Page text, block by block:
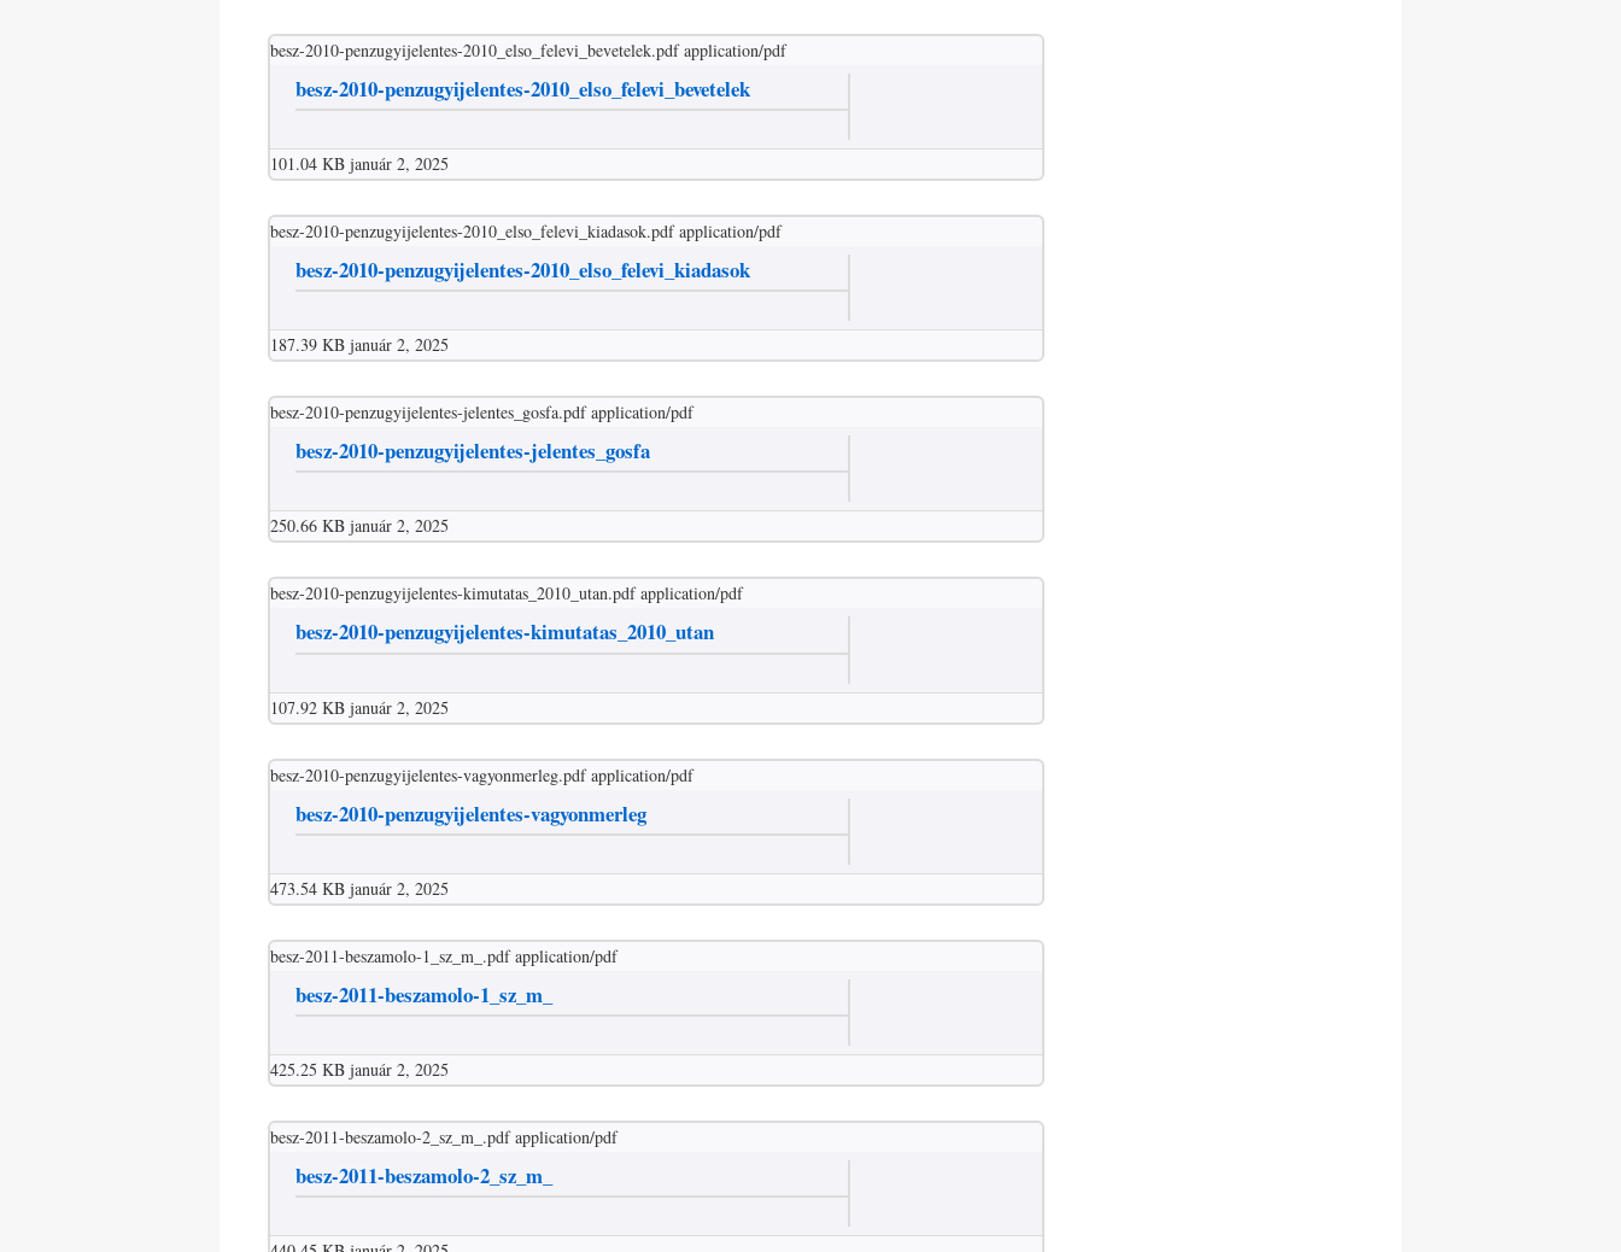
besz-2010-penzugyijelentes-2010_elso_felevi_bevetelek.pdf application/pdf
besz-2010-penzugyijelentes-2010_elso_felevi_bevetelek
101.04 KB január 2, 2025
besz-2010-penzugyijelentes-2010_elso_felevi_kiadasok.pdf application/pdf
besz-2010-penzugyijelentes-2010_elso_felevi_kiadasok
187.39 KB január 2, 2025
besz-2010-penzugyijelentes-jelentes_gosfa.pdf application/pdf
besz-2010-penzugyijelentes-jelentes_gosfa
250.66 KB január 2, 2025
besz-2010-penzugyijelentes-kimutatas_2010_utan.pdf application/pdf
besz-2010-penzugyijelentes-kimutatas_2010_utan
107.92 KB január 2, 2025
besz-2010-penzugyijelentes-vagyonmerleg.pdf application/pdf
besz-2010-penzugyijelentes-vagyonmerleg
473.54 KB január 2, 2025
besz-2011-beszamolo-1_sz_m_.pdf application/pdf
besz-2011-beszamolo-1_sz_m_
425.25 KB január 2, 2025
besz-2011-beszamolo-2_sz_m_.pdf application/pdf
besz-2011-beszamolo-2_sz_m_